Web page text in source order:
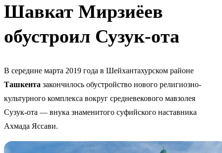
Шавкат Мирзиёев
обустроил Сузук-ота
В середине марта 2019 года в Шейхантахурском районе
Ташкента закончилось обустройство нового религиозно-
культурного комплекса вокруг средневекового мавзолея
Сузук-ота — внука знаменитого суфийского наставника
Ахмада Яссави.